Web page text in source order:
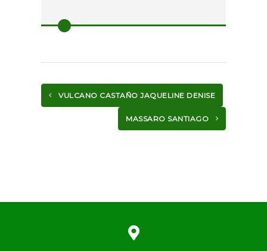
VULCANO CASTAÑO JAQUELINE DENISE
MASSARO SANTIAGO